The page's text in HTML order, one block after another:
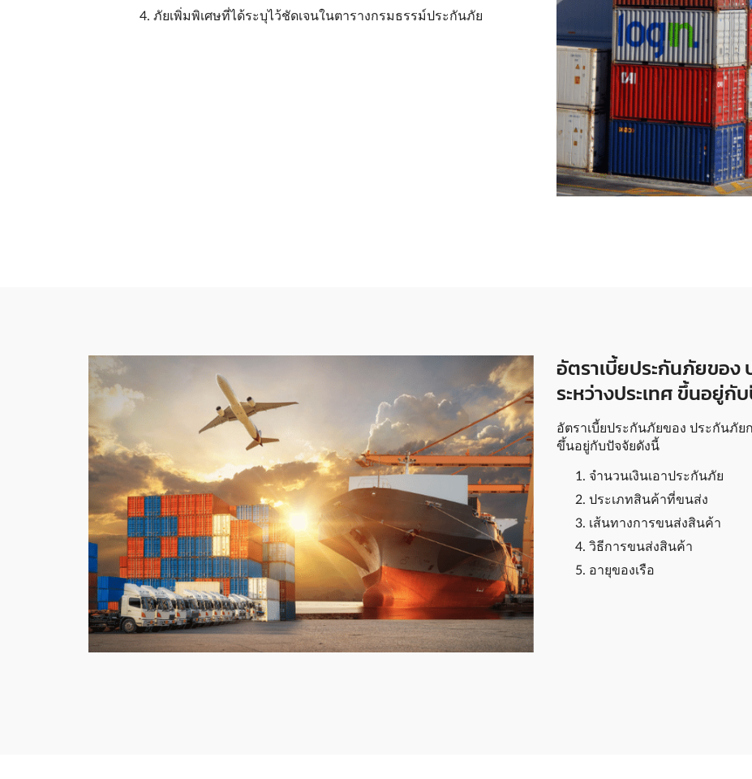
ภัยเพิ่มพิเศษที่ได้ระบุไว้ชัดเจนในตารางกรมธรรม์ประกันภัย
อัตราเบี้ยประกันภัยของ
ระหว่างประเทศ ขึ้นอยู่กั
อัตราเบี้ยประกันภัยของ ประกันภัย
ขึ้นอยู่กับปัจจัยดังนี้
จำนวนเงินเอาประกันภัย
ประเภทสินค้าที่ขนส่ง
เส้นทางการขนส่งสินค้า
วิธีการขนส่งสินค้า
อายุของเรือ